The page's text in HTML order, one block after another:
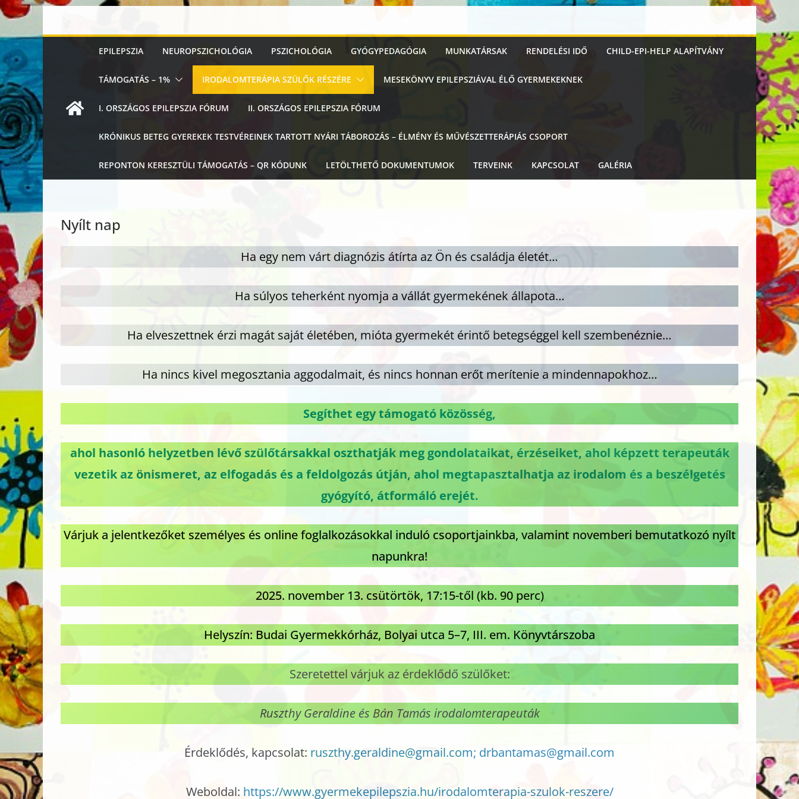
EPILEPSZIA NEUROPSZICHOLÓGIA PSZICHOLÓGIA GYÓGYPEDAGÓGIA MUNKATÁRSAK RENDELÉSI IDŐ CHILD-EPI-HELP ALAPÍTVÁNY
TÁMOGATÁS – 1% IRODALOMTERÁPIA SZÜLŐK RÉSZÉRE MESEKÖNYV EPILEPSZIÁVAL ÉLŐ GYERMEKEKNEK
I. ORSZÁGOS EPILEPSZIA FÓRUM II. ORSZÁGOS EPILEPSZIA FÓRUM
KRÓNIKUS BETEG GYEREKEK TESTVÉREINEK TARTOTT NYÁRI TÁBOROZÁS – ÉLMÉNY ÉS MŰVÉSZETTERÁPIÁS CSOPORT
REPONTON KERESZTÜLI TÁMOGATÁS – QR KÓDUNK LETÖLTHETŐ DOKUMENTUMOK TERVEINK KAPCSOLAT GALÉRIA
Nyílt nap
Ha egy nem várt diagnózis átírta az Ön és családja életét…
Ha súlyos teherként nyomja a vállát gyermekének állapota…
Ha elveszettnek érzi magát saját életében, mióta gyermekét érintő betegséggel kell szembenéznie…
Ha nincs kivel megosztania aggodalmait, és nincs honnan erőt merítenie a mindennapokhoz…
Segíthet egy támogató közösség,
ahol hasonló helyzetben lévő szülőtársakkal oszthatják meg gondolataikat, érzéseiket, ahol képzett terapeuták
vezetik az önismeret, az elfogadás és a feldolgozás útján, ahol megtapasztalhatja az irodalom és a beszélgetés
gyógyító, átformáló erejét.
Várjuk a jelentkezőket személyes és online foglalkozásokkal induló csoportjainkba, valamint novemberi bemutatkozó nyílt
napunkra!
2025. november 13. csütörtök, 17:15-től (kb. 90 perc)
Helyszín: Budai Gyermekkórház, Bolyai utca 5–7, III. em. Könyvtárszoba
Szeretettel várjuk az érdeklődő szülőket:
Ruszthy Geraldine és Bán Tamás irodalomterapeuták
Érdeklődés, kapcsolat: ruszthy.geraldine@gmail.com; drbantamas@gmail.com
Weboldal: https://www.gyermekepilepszia.hu/irodalomterapia-szulok-reszere/